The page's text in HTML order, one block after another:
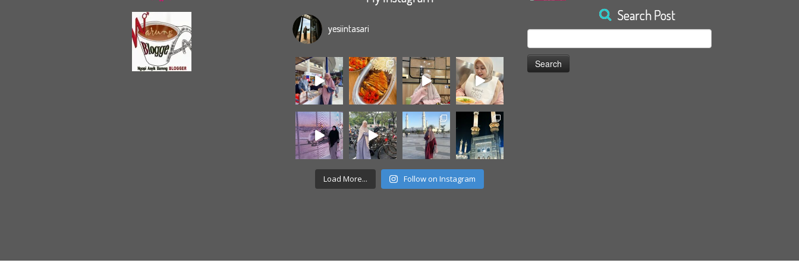
yesiintasari
Load More... Follow on Instagram
Search Post
Search
for: